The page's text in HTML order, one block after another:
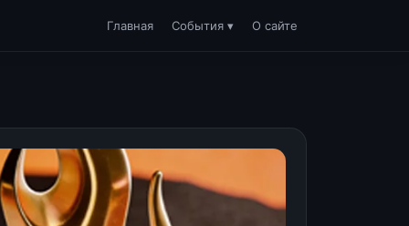
Главная События ▾ О сайте